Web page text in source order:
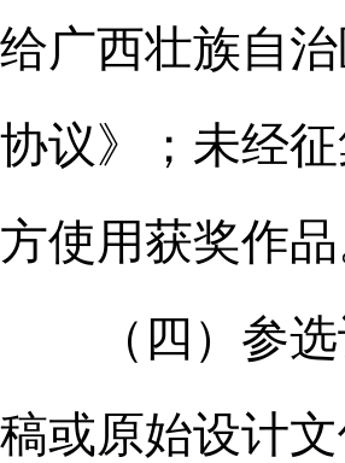
给广西壮族自
协议》；未经
方使用获奖作品
（四）参选
稿或原始设计